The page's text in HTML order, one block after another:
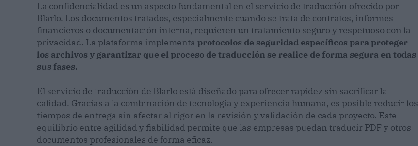
La confidencialidad es un aspecto fundamental en el servicio de traducción ofrecido por
Blarlo. Los documentos tratados, especialmente cuando se trata de contratos, informes
financieros o documentación interna, requieren un tratamiento seguro y respetuoso con la
privacidad. La plataforma implementa protocolos de seguridad específicos para proteger
los archivos y garantizar que el proceso de traducción se realice de forma segura en todas
sus fases.
El servicio de traducción de Blarlo está diseñado para ofrecer rapidez sin sacrificar la
calidad. Gracias a la combinación de tecnología y experiencia humana, es posible reducir los
tiempos de entrega sin afectar al rigor en la revisión y validación de cada proyecto. Este
equilibrio entre agilidad y fiabilidad permite que las empresas puedan traducir PDF y otros
documentos profesionales de forma eficaz.